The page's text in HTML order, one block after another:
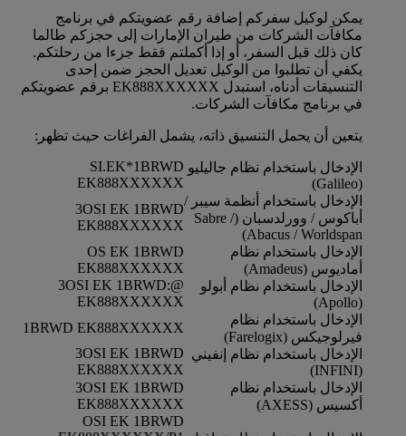
يمكن لوكيل سفركم إضافة رقم عضويتكم في برنامج
مكافآت الشركات من طيران الإمارات إلى حجزكم طالما
كان ذلك قبل السفر، أو إذا أكملتم فقط جزءا من رحلتكم.
يكفي أن تطلبوا من الوكيل تعديل الحجز ضمن إحدى
التنسيقات أدناه، استبدل EK888XXXXXX برقم عضويتكم
في برنامج مكافآت الشركات.
يتعين أن يحمل التنسيق ذاته، يشمل الفراغات حيث تظهر:
الإدخال باستخدام نظام جاليليو
(Galileo)
SI.EK*1BRWD
EK888XXXXXX
الإدخال باستخدام أنظمة سيبر /
أباكوس / وورلدسبان (Sabre /
Abacus / Worldspan)
3OSI EK 1BRWD
EK888XXXXXX
الإدخال باستخدام نظام
أماديوس (Amadeus)
OS EK 1BRWD
EK888XXXXXX
الإدخال باستخدام نظام أبولو
(Apollo)
@:3OSI EK 1BRWD
EK888XXXXXX
الإدخال باستخدام نظام
فيرلوجيكس (Farelogix)
1BRWD EK888XXXXXX
الإدخال باستخدام نظام إنفيني
(INFINI)
3OSI EK 1BRWD
EK888XXXXXX
الإدخال باستخدام نظام
أكسيس (AXESS)
3OSI EK 1BRWD
EK888XXXXXX
OSI EK 1BRWD